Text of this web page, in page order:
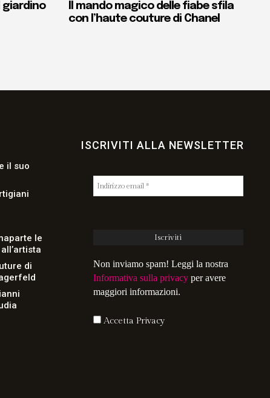
giardino
Il mando magico delle fiabe sfila
con l’haute couture di Chanel
il suo
le
di
ISCRIVITI ALLA NEWSLETTER
Non inviamo spam! Leggi la nostra
Informativa sulla privacyper avere
maggiori informazioni.
Accetta Privacy